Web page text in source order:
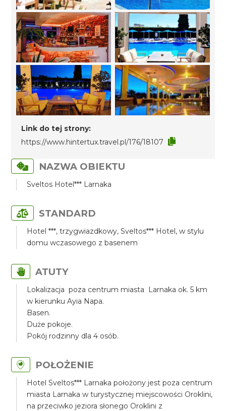
Link do tej strony:
https://www.hintertux.travel.pl/176/18107
NAZWA OBIEKTU
Sveltos Hotel*** Larnaka
STANDARD
Hotel ***, trzygwiazdkowy, Sveltos*** Hotel, w stylu
domu wczasowego z basenem
ATUTY
Lokalizacja poza centrum miasta Larnaka ok. 5 km
w kierunku Ayia Napa.
Basen.
Duże pokoje.
Pokój rodzinny dla 4 osób.
POŁOŻENIE
Hotel Sveltos*** Larnaka położony jest poza centrum
miasta Larnaka w turystycznej miejscowości Oroklini,
na przeciwko jeziora słonego Oroklini z